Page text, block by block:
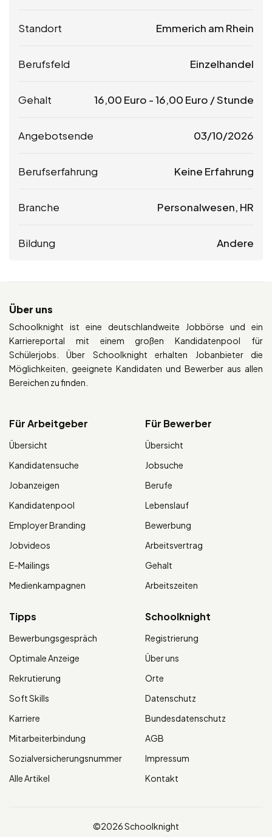
Standort Emmerich am Rhein
Berufsfeld Einzelhandel
Gehalt 16,00 Euro -16,00 Euro / Stunde
Angebotsende 03/10/2026
Berufserfahrung Keine Erfahrung
Branche Personalwesen, HR
Bildung Andere
Über uns
Schoolknight ist eine deutschlandweite Jobbörse und ein
Karriereportal mit einem großen Kandidatenpool für
Schülerjobs. Über Schoolknight erhalten Jobanbieter die
Möglichkeiten, geeignete Kandidaten und Bewerber aus allen
Bereichen zu finden.
Für Arbeitgeber
Übersicht
Kandidatensuche
Jobanzeigen
Kandidatenpool
Employer Branding
Jobvideos
E-Mailings
Medienkampagnen
Für Bewerber
Übersicht
Jobsuche
Berufe
Lebenslauf
Bewerbung
Arbeitsvertrag
Gehalt
Arbeitszeiten
Tipps
Bewerbungsgespräch
Optimale Anzeige
Rekrutierung
Soft Skills
Karriere
Mitarbeiterbindung
Sozialversicherungsnummer
Alle Artikel
Schoolknight
Registrierung
Über uns
Orte
Datenschutz
Bundesdatenschutz
AGB
Impressum
Kontakt
©2026 Schoolknight